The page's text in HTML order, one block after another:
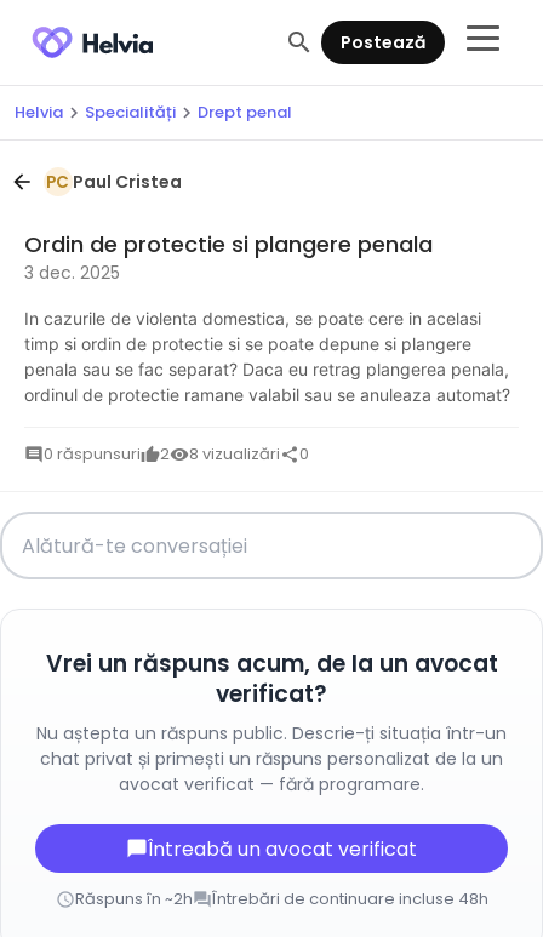
search Postează
Helvia chevron_right Specialități chevron_right Drept penal
arrow_back PC Paul Cristea
Ordin de protectie si plangere penala
3 dec. 2025
In cazurile de violenta domestica, se poate cere in acelasi
timp si ordin de protectie si se poate depune si plangere
penala sau se fac separat? Daca eu retrag plangerea penala,
ordinul de protectie ramane valabil sau se anuleaza automat?
comment 0 răspunsurithumb_up2visibility8 vizualizărishare0
Vrei un răspuns acum, de la un avocat
verificat?
Nu aștepta un răspuns public. Descrie-ți situația într-un
chat privat și primești un răspuns personalizat de la un
avocat verificat — fără programare.
chat_bubbleÎntreabă un avocat verificat
scheduleRăspuns în ~2hforumÎntrebări de continuare incluse 48h